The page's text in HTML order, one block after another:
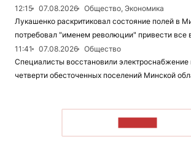
12:15
07.08.2026
Общество, Экономика
Лукашенко раскритиковал состояние полей в
потребовал "именем революции" привести все
11:41
07.08.2026
Общество
Специалисты восстановили электроснабжение
четверти обесточенных поселений Минской